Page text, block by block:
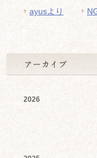
ayusより
2026